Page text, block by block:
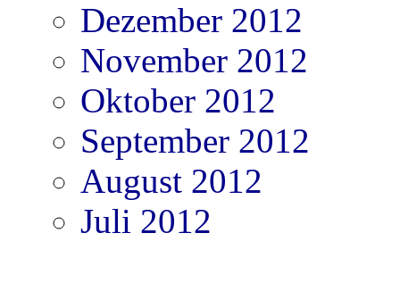
Dezember 2012
November 2012
Oktober 2012
September 2012
August 2012
Juli 2012